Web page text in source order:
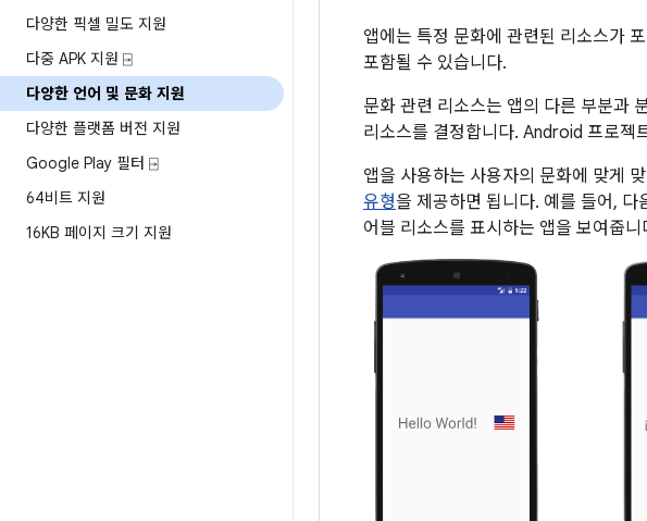
다양한 픽셀 밀도 지원
다중 APK 지원 ⍈
다양한 언어 및 문화 지원
다양한 플랫폼 버전 지원
Google Play 필터 ⍈
64비트 지원
16KB 페이지 크기 지원
앱에는 특정 문화에 관련된 리소스가
포함될 수 있습니다.
문화 관련 리소스는 앱의 다른 부분과
리소스를 결정합니다. Android 프로젝
앱을 사용하는 사용자의 문화에 맞게
유형을 제공하면 됩니다. 예를 들어,
어블 리소스를 표시하는 앱을 보여줍니